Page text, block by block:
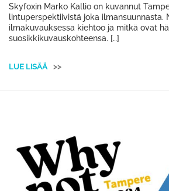
Skyfoxin Marko Kallio on kuvannut
lintuperspektiivistä joka ilmansuunnasta.
ilmakuvauksessa kiehtoo ja mitkä ovat
suosikkikuvauskohteensa. […]
LUE LISÄÄ >>